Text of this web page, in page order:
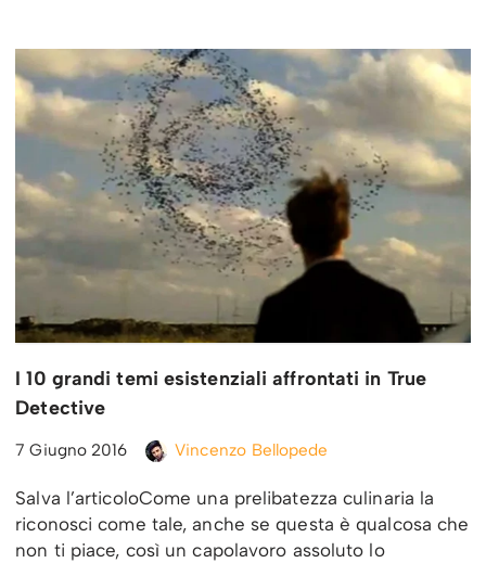
I 10 grandi temi esistenziali affrontati in True
Detective
7 Giugno 2016 Vincenzo Bellopede
Salva l’articoloCome una prelibatezza culinaria la
riconosci come tale, anche se questa è qualcosa che
non ti piace, così un capolavoro assoluto lo